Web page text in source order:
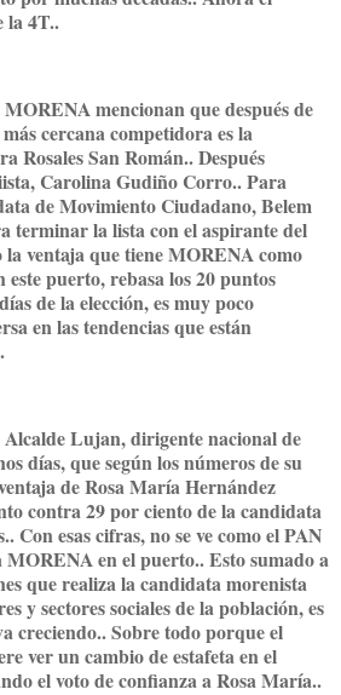
la 4T..
MORENA mencionan que después de
cercana competidora es la
Rosales San Román.. Después
Carolina Gudiño Corro.. Para
de Movimiento Ciudadano, Belem
terminar la lista con el aspirante del
ventaja que tiene MORENA como
puerto, rebasa los 20 puntos
de la elección, es muy poco
en las tendencias que están
Lujan, dirigente nacional de
días, que según los números de su
de Rosa María Hernández
contra 29 por ciento de la candidata
Con esas cifras, no se ve como el PAN
en el puerto.. Esto sumado a
que realiza la candidata morenista
y sectores sociales de la población, es
creciendo.. Sobre todo porque el
ver un cambio de estafeta en el
el voto de confianza a Rosa María..